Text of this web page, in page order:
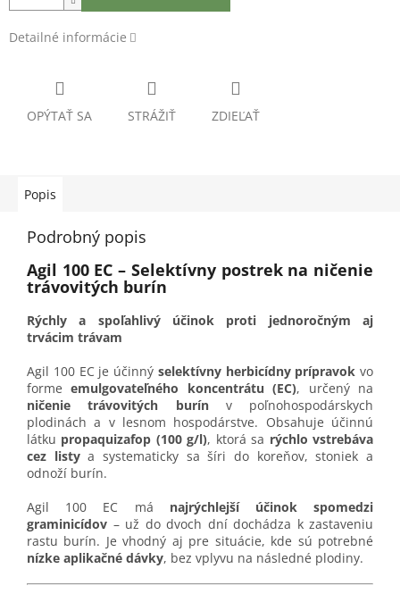
Detailné informácie
OPÝTAŤ SA STRÁŽIŤ ZDIEĽAŤ
Popis
Podrobný popis
Agil 100 EC – Selektívny postrek na ničenie
trávovitých burín
Rýchly a spoľahlivý účinok proti jednoročným aj
trvácim trávam
Agil 100 EC je účinný selektívny herbicídny prípravok vo
formeemulgovateľného koncentrátu (EC), určený na
ničenie trávovitých burínv poľnohospodárskych
plodinách a v lesnom hospodárstve. Obsahuje účinnú
látku propaquizafop (100 g/l), ktorá sa rýchlo vstrebáva
cez listya systematicky sa šíri do koreňov, stoniek a
odnoží burín.
Agil 100 EC má najrýchlejší účinok spomedzi
graminicídov – už do dvoch dní dochádza k zastaveniu
rastu burín. Je vhodný aj pre situácie, kde sú potrebné
nízke aplikačné dávky, bez vplyvu na následné plodiny.